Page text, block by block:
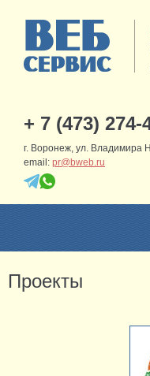
+ 7 (473) 274-
г. Воронеж, ул. Владимира
email: pr@bweb.ru
Проекты